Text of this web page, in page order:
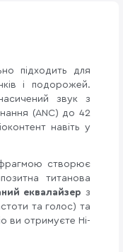
підходить для
і подорожей.
звук з
(ANC) до 42
навіть у
створює
титанова
еквалайзер з
та голос) та
ви отримуєте Hi-